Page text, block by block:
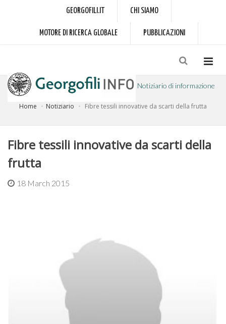
GEORGOFILI.IT CHI SIAMO
MOTORE DI RICERCA GLOBALE PUBBLICAZIONI
Notiziario di informazione
Home Notiziario Fibre tessili innovative da scarti della frutta
Fibre tessili innovative da scarti della
frutta
18 March 2015